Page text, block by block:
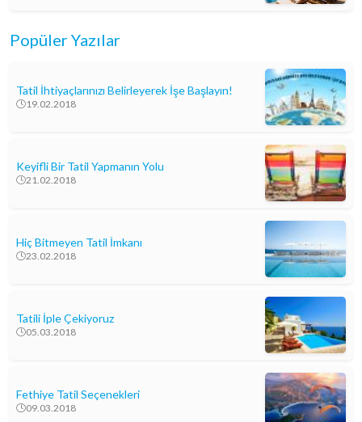
Popüler Yazılar
Tatil İhtiyaçlarınızı Belirleyerek İşe Başlayın!
19.02.2018
Keyifli Bir Tatil Yapmanın Yolu
21.02.2018
Hiç Bitmeyen Tatil İmkanı
23.02.2018
Tatili İple Çekiyoruz
05.03.2018
Fethiye Tatil Seçenekleri
09.03.2018